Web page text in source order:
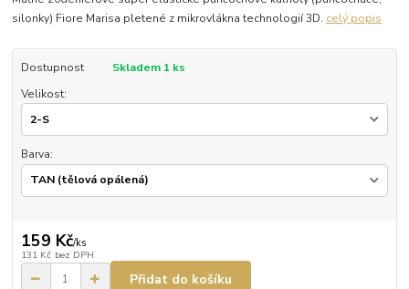
silonky) Fiore Marisa pletené z mikrovlákna technologií 3D. celý popis
Dostupnost
Skladem 1 ks
Velikost:
Barva:
159 Kč/ks
131 Kč bez DPH
Přidat do košíku